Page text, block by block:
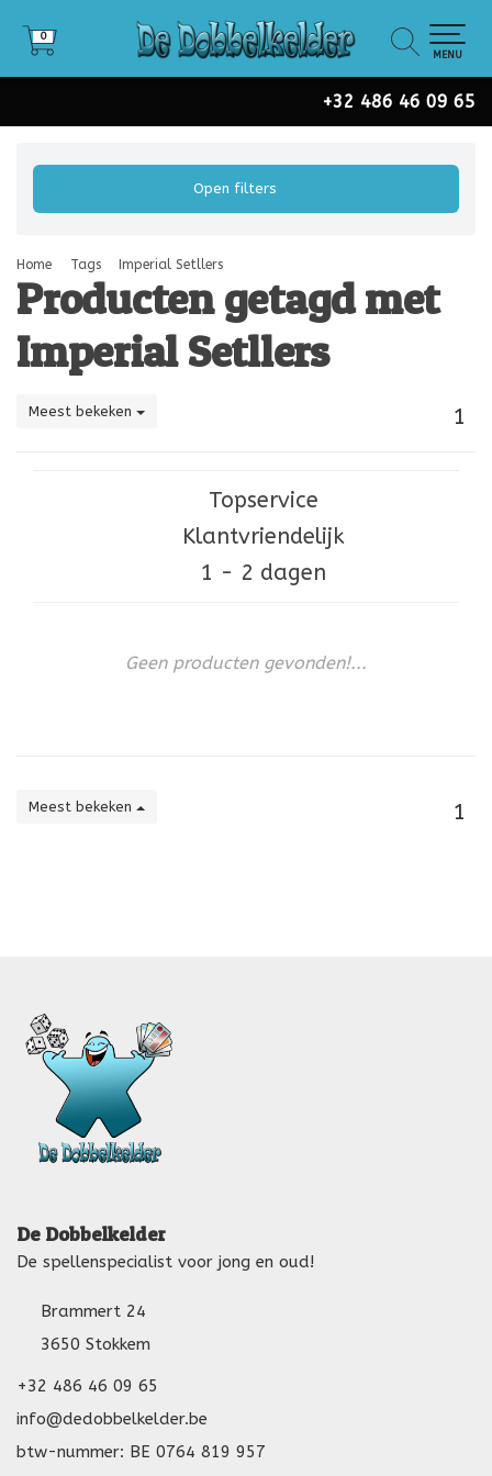
+32 486 46 09 65
0
0
MENU
Open filters
Home Tags Imperial Setllers
Producten getagd met
Imperial Setllers
Meest bekeken 1
Topservice
Klantvriendelijk
1 - 2 dagen
Geen producten gevonden!...
Meest bekeken 1
De Dobbelkelder
De spellenspecialist voor jong en oud!
Brammert 24
3650 Stokkem
+32 486 46 09 65
info@dedobbelkelder.be
btw-nummer: BE 0764 819 957